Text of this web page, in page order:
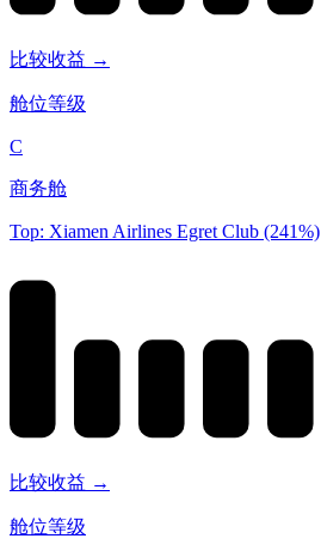
比较收益 →
舱位等级
C
商务舱
Top: Xiamen Airlines Egret Club (241%)
比较收益 →
舱位等级